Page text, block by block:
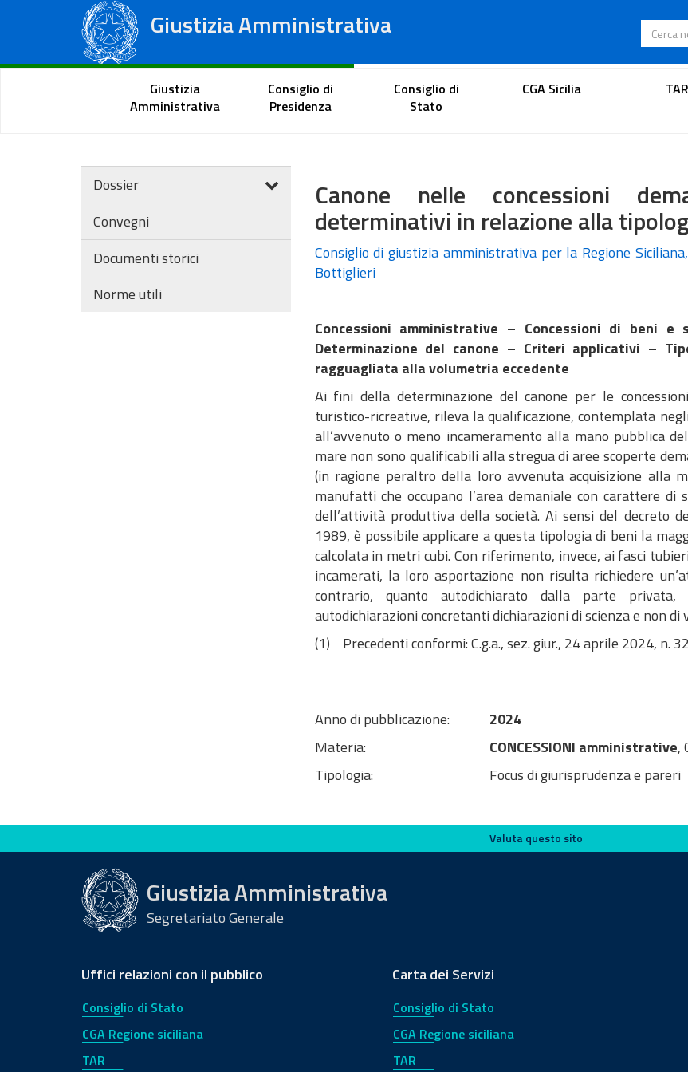
Giustizia Amministrativa
Tribunali Amministrativi Regionali
Cerca
Portale del cittadino Portale dell'avvocato
Giustizia
Amministrativa
Consiglio di
Presidenza
Consiglio di
Stato
CGA Sicilia TAR
Dossier
Convegni
Documenti storici
Norme utili
Canone nelle concessioni
determinativi in relazione alla
Consiglio di giustizia amministrativa per la Regione
Bottiglieri
Concessioni amministrative – Concessioni di beni
Determinazione del canone – Criteri applicativi –
ragguagliata alla volumetria eccedente
Ai fini della determinazione del canone per le
turistico-ricreative, rileva la qualificazione, contemplata
all’avvenuto o meno incameramento alla mano pubblica
mare non sono qualificabili alla stregua di aree scoperte
(in ragione peraltro della loro avvenuta acquisizione alla
manufatti che occupano l’area demaniale con carattere
dell’attività produttiva della società. Ai sensi del decreto
1989, è possibile applicare a questa tipologia di beni la
calcolata in metri cubi. Con riferimento, invece, ai fasci
incamerati, la loro asportazione non risulta richiedere
contrario, quanto autodichiarato dalla parte
autodichiarazioni concretanti dichiarazioni di scienza e non di
(1) Precedenti conformi: C.g.a., sez. giur., 24 aprile 2024, n.
Anno di pubblicazione:
2024
Materia:
CONCESSIONI amministrative,
Tipologia:
Focus di giurisprudenza e pareri
Valuta questo sito Valuta questo sito
Giustizia Amministrativa
Segretariato Generale
Uffici relazioni con il pubblico
Consiglio di Stato
CGA Regione siciliana
TAR
Carta dei Servizi
Consiglio di Stato
CGA Regione siciliana
TAR